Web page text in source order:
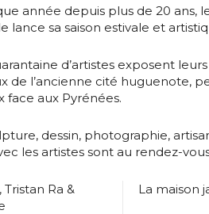
année depuis plus de 20 ans,
lance sa saison estivale et
d’artistes exposent
de l’ancienne cité huguenote,
face aux Pyrénées.
dessin, photographie,
les artistes sont au rendez-
Tristan Ra &
La maison